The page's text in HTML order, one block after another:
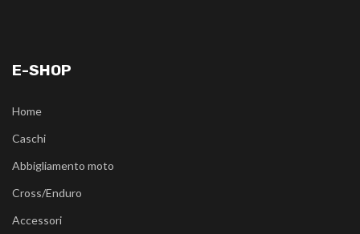
E-SHOP
Home
Caschi
Abbigliamento moto
Cross/Enduro
Accessori